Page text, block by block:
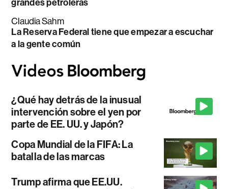
grandes petroleras
Claudia Sahm
La Reserva Federal tiene que empezar a escuchar
a la gente común
¿Qué hay detrás de la inusual
intervención sobre el yen por
parte de EE. UU. y Japón?
Copa Mundial de la FIFA: La
batalla de las marcas
Trump afirma que EE.UU.